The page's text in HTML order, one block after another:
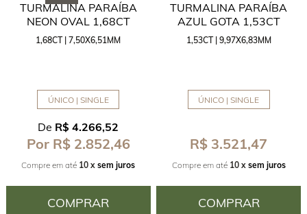
TURMALINA PARAÍBA
NEON OVAL 1,68CT
1,68CT | 7,50X6,51MM
ÚNICO | SINGLE
De R$ 4.266,52
Por R$ 2.852,46
Compre em até 10 x sem juros
COMPRAR
TURMALINA PARAÍBA
AZUL GOTA 1,53CT
1,53CT | 9,97X6,83MM
ÚNICO | SINGLE
R$ 3.521,47
Compre em até 10 x sem juros
COMPRAR